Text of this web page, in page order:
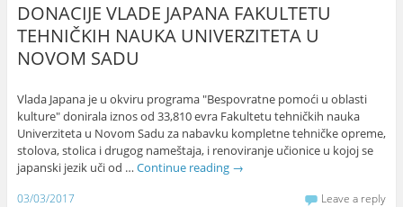
DONACIJE VLADE JAPANA FAKULTETU
TEHNIČKIH NAUKA UNIVERZITETA U
NOVOM SADU
Vlada Japana je u okviru programa "Bespovratne pomoći u oblasti
kulture" donirala iznos od 33,810 evra Fakultetu tehničkih nauka
Univerziteta u Novom Sadu za nabavku kompletne tehničke opreme,
stolova, stolica i drugog nameštaja, i renoviranje učionice u kojoj se
japanski jezik uči od … Continue reading →
03/03/2017 Leave a reply